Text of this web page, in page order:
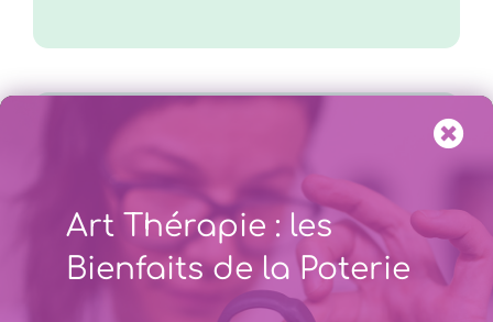
Art Thérapie : les
Bienfaits de la Poterie